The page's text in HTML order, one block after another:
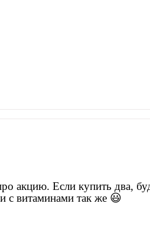
акцию. Если купить два,
с витаминами так же 😃